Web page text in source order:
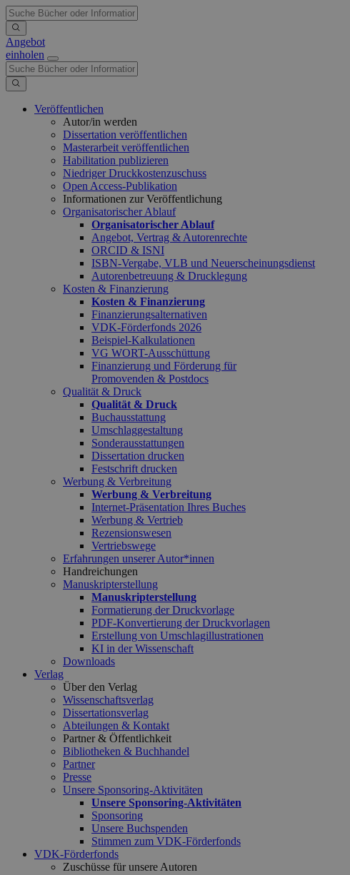
Angebot
einholen
Veröffentlichen
Autor/in werden
Dissertation veröffentlichen
Masterarbeit veröffentlichen
Habilitation publizieren
Niedriger Druckkostenzuschuss
Open Access-Publikation
Informationen zur Veröffentlichung
Organisatorischer Ablauf
Organisatorischer Ablauf
Angebot, Vertrag & Autorenrechte
ORCID & ISNI
ISBN-Vergabe, VLB und Neuerscheinungsdienst
Autorenbetreuung & Drucklegung
Kosten & Finanzierung
Kosten & Finanzierung
Finanzierungsalternativen
VDK-Förderfonds 2026
Beispiel-Kalkulationen
VG WORT-Ausschüttung
Finanzierung und Förderung für
Promovenden & Postdocs
Qualität & Druck
Qualität & Druck
Buchausstattung
Umschlaggestaltung
Sonderausstattungen
Dissertation drucken
Festschrift drucken
Werbung & Verbreitung
Werbung & Verbreitung
Internet-Präsentation Ihres Buches
Werbung & Vertrieb
Rezensionswesen
Vertriebswege
Erfahrungen unserer Autor*innen
Handreichungen
Manuskripterstellung
Manuskripterstellung
Formatierung der Druckvorlage
PDF-Konvertierung der Druckvorlagen
Erstellung von Umschlagillustrationen
KI in der Wissenschaft
Downloads
Verlag
Über den Verlag
Wissenschaftsverlag
Dissertationsverlag
Abteilungen & Kontakt
Partner & Öffentlichkeit
Bibliotheken & Buchhandel
Partner
Presse
Unsere Sponsoring-Aktivitäten
Unsere Sponsoring-Aktivitäten
Sponsoring
Unsere Buchspenden
Stimmen zum VDK-Förderfonds
VDK-Förderfonds
Zuschüsse für unsere Autoren